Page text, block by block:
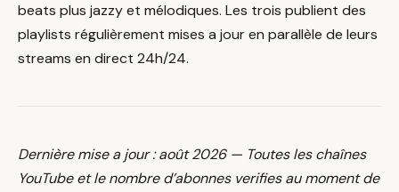
beats plus jazzy et mélodiques. Les trois publient des
playlists régulièrement mises a jour en parallèle de leurs
streams en direct 24h/24.
Dernière mise a jour : août 2026 — Toutes les chaînes
YouTube et le nombre d’abonnes verifies au moment de